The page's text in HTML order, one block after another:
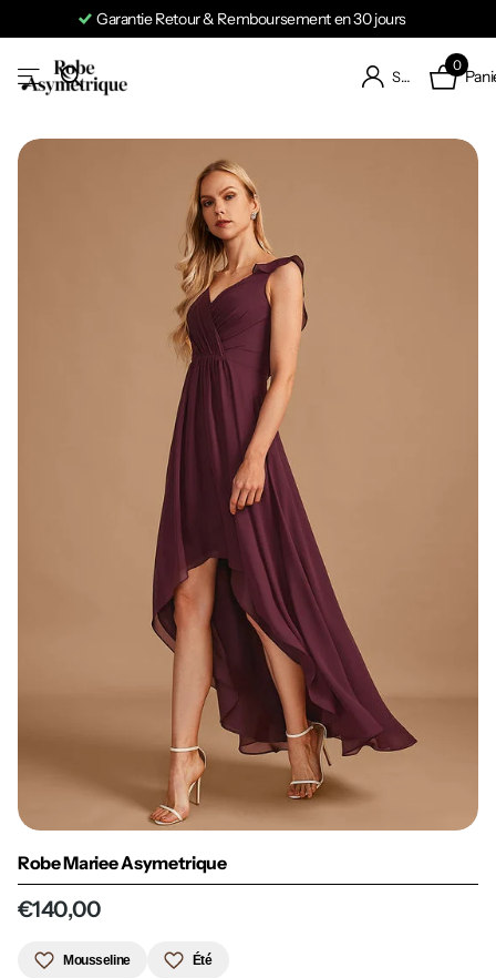
Garantie Retour & Remboursement en 30 jours
S'identifier
0
Robe Mariee Asymetrique
€140,00
Mousseline Été